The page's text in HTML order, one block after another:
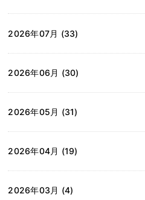
2026年07月 (33)
2026年06月 (30)
2026年05月 (31)
2026年04月 (19)
2026年03月 (4)